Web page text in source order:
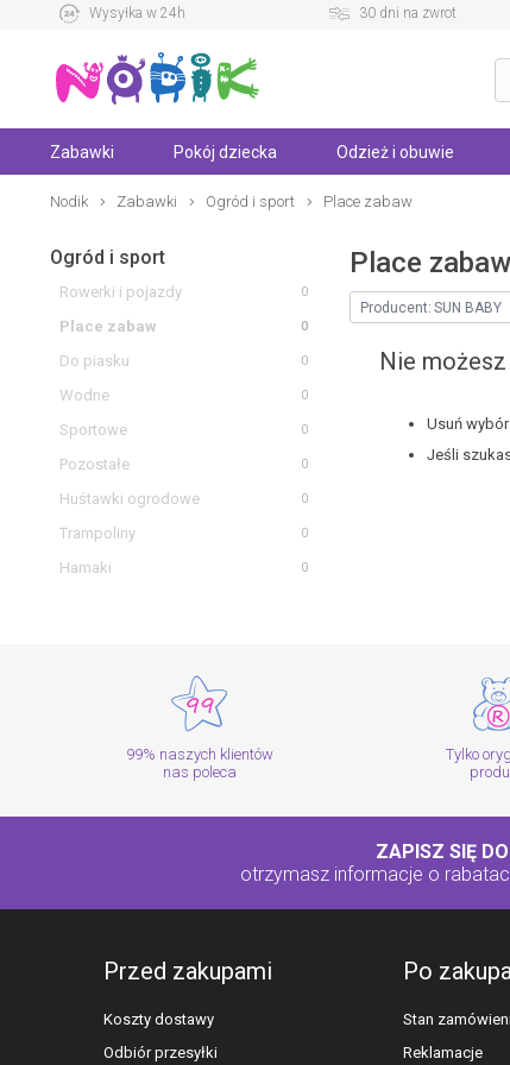
Wysyłka w 24h 30 dni na zwrot
Zabawki Pokój dziecka Odzież i obuwie
Nodik Zabawki Ogród i sport Place zabaw
Place
Ogród i sport
Rowerki i pojazdy 0
Place zabaw 0
Do piasku 0
Wodne 0
Sportowe 0
Pozostałe 0
Huśtawki ogrodowe 0
Trampoliny 0
Hamaki 0
Producent: SUN BABY
Nie możesz
Usuń
Jeśli
99% naszych klientów
nas poleca
Tylko
ZAPISZ SIĘ
otrzymasz informacje o
Przed zakupami
Koszty dostawy
Odbiór przesyłki
Po
Stan
Reklamacje